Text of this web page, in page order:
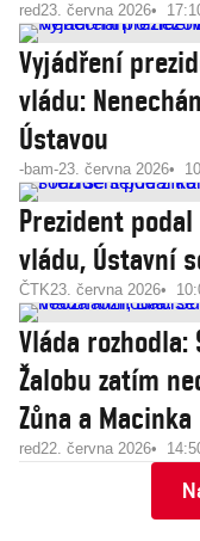
red23. června 2026
Vyjádření
vládu: Nenechám omezovat svou roli danou
Ústavou
-bam-23. června 2026
Prezident
vládu, Ústavní
ČTK23. června 2026
Vláda rozhodla:
Žalobu zatím
Zůna a Macinka
red22. června 2026